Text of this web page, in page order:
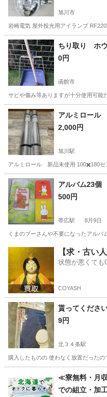
旭川市
岩崎電気 屋外投光用アイランプ
北海道 旭川市 ノベルティグ
ちり取り ホ
0円
函館市
サビや傷み等ありますが十分使用可能
北海道 函館市 アルミロー
2,000円
旭川駅
アルミロール 新品未使用 100✖️180
北海道 旭川市 旭川駅 そ
アルバム23個
500円
帯広駅 8月9日
くまのプーさんや不要になったアルバ
帯広駅 ア
【求・古い
状態が悪くても
COYASH
貰ってくださ
9円
北３４条駅
購入したものの 使わなく放置だった
北３４条駅
≪寮無料・月
での組立・加